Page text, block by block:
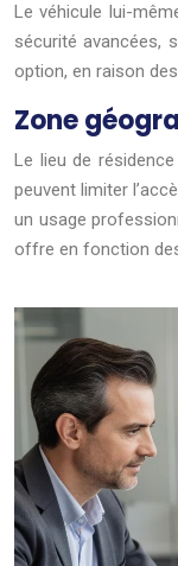
Le véhicule lui-
sécurité avancées,
option, en raison
Zone
Le lieu de
peuvent limiter
un usage
offre en fonction